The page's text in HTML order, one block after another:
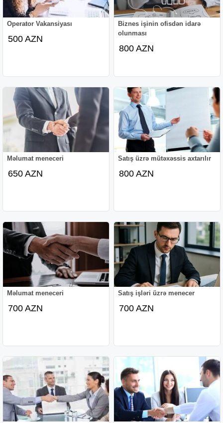
Operator Vakansiyası
500 AZN
Biznes işinin ofisdən idarə
olunması
800 AZN
Məlumat meneceri
650 AZN
Satış üzrə mütəxəssis axtarılır
800 AZN
Məlumat meneceri
700 AZN
Satış işləri üzrə menecer
700 AZN